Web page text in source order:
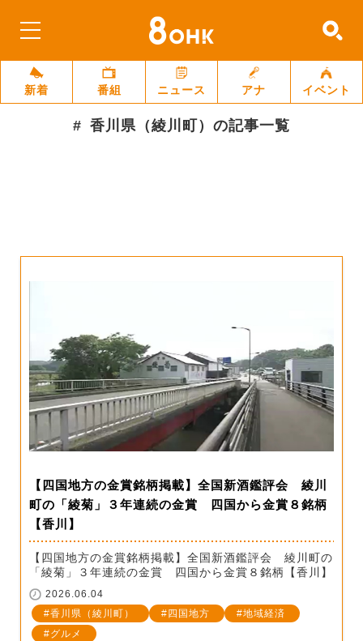
新着 番組 ニュース アナ イベント
香川県（綾川町） の記事一覧
【四国地方の金賞銘柄掲載】全国新酒鑑評会 綾川
町の「綾菊」３年連続の金賞 四国から金賞８銘柄
【香川】
【四国地方の金賞銘柄掲載】全国新酒鑑評会 綾川町の
「綾菊」３年連続の金賞 四国から金賞８銘柄【香川】
2026.06.04
香川県（綾川町）
四国地方
地域経済
グルメ